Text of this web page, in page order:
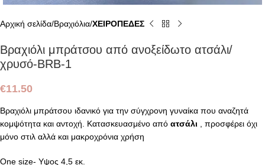
Αρχική σελίδα Βραχιόλια ΧΕΙΡΟΠΕΔΕΣ
Βραχιόλι μπράτσου από ανοξείδωτο ατσάλι/
χρυσό-BRB-1
€11.50
Βραχιόλι μπράτσου ιδανικό για την σύγχρονη γυναίκα που αναζητά
κομψότητα και αντοχή. Κατασκευασμένο από ατσάλι
, προσφέρει όχι
μόνο στιλ αλλά και μακροχρόνια χρήση
One size- Υψος 4,5 εκ.